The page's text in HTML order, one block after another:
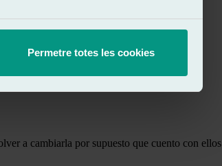
Permetre totes les cookies
a cambiarla por supuesto que cuento con ellos